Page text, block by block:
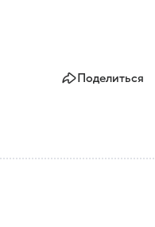
Поделиться